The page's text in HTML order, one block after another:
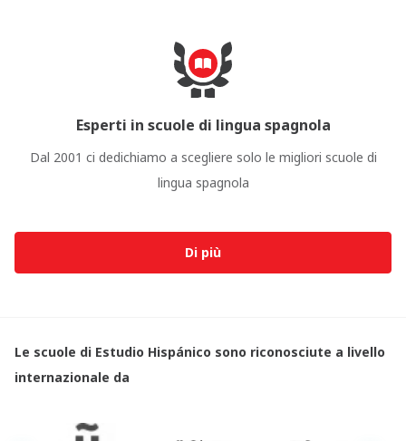
Esperti in scuole di lingua spagnola
Dal 2001 ci dedichiamo a scegliere solo le migliori scuole di
lingua spagnola
Di più
Le scuole di Estudio Hispánico sono riconosciute a livello
internazionale da